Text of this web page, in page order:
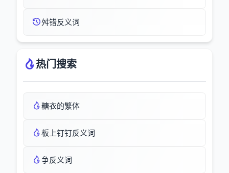
舛错反义词
热门搜索
糖衣的繁体
板上钉钉反义词
争反义词